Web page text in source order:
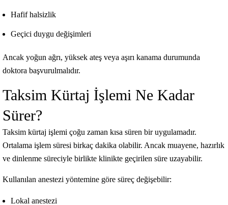
Hafif halsizlik
Geçici duygu değişimleri
Ancak yoğun ağrı, yüksek ateş veya aşırı kanama durumunda
doktora başvurulmalıdır.
Taksim Kürtaj İşlemi Ne Kadar
Sürer?
Taksim kürtaj işlemi çoğu zaman kısa süren bir uygulamadır.
Ortalama işlem süresi birkaç dakika olabilir. Ancak muayene, hazırlık
ve dinlenme süreciyle birlikte klinikte geçirilen süre uzayabilir.
Kullanılan anestezi yöntemine göre süreç değişebilir:
Lokal anestezi